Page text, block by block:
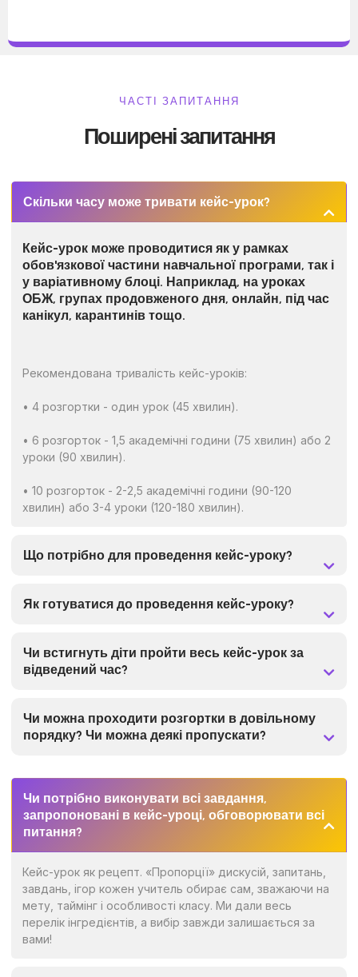
ЧАСТІ ЗАПИТАННЯ
Поширені запитання
Скільки часу може тривати кейс-урок?
Кейс-урок може проводитися як у рамках
обов'язкової частини навчальної програми, так і
у варіативному блоці. Наприклад, на уроках
ОБЖ, групах продовженого дня, онлайн, під час
канікул, карантинів тощо.
Рекомендована тривалість кейс-уроків:
• 4 розгортки - один урок (45 хвилин).
• 6 розгорток - 1,5 академічні години (75 хвилин) або 2
уроки (90 хвилин).
• 10 розгорток - 2-2,5 академічні години (90-120
хвилин) або 3-4 уроки (120-180 хвилин).
Що потрібно для проведення кейс-уроку?
Як готуватися до проведення кейс-уроку?
Чи встигнуть діти пройти весь кейс-урок за
відведений час?
Чи можна проходити розгортки в довільному
порядку? Чи можна деякі пропускати?
Чи потрібно виконувати всі завдання,
запропоновані в кейс-уроці, обговорювати всі
питання?
Кейс-урок як рецепт. «Пропорції» дискусій, запитань,
завдань, ігор кожен учитель обирає сам, зважаючи на
мету, таймінг і особливості класу. Ми дали весь
перелік інгредієнтів, а вибір завжди залишається за
вами!